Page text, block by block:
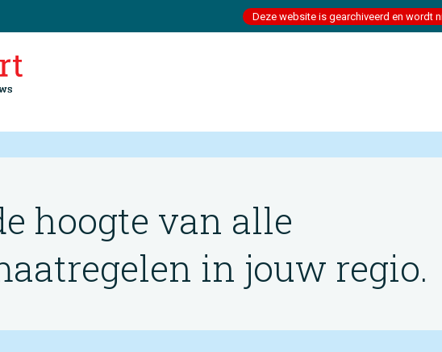
Deze website is gearchiveerd en wordt
hoogte van alle
in jouw regio.